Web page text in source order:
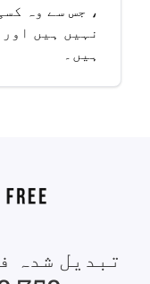
، جس سے وہ
نہیں ہیں
ہیں۔
تبدیل شدہ